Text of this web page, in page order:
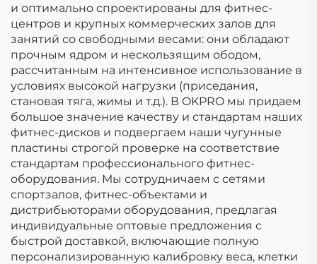
и оптимально спроектированы для фитнес-
центров и крупных коммерческих залов для
занятий со свободными весами: они обладают
прочным ядром и нескользящим ободом,
рассчитанным на интенсивное использование в
условиях высокой нагрузки (приседания,
становая тяга, жимы и т.д.). В OKPRO мы придаем
большое значение качеству и стандартам наших
фитнес-дисков и подвергаем наши чугунные
пластины строгой проверке на соответствие
стандартам профессионального фитнес-
оборудования. Мы сотрудничаем с сетями
спортзалов, фитнес-объектами и
дистрибьюторами оборудования, предлагая
индивидуальные оптовые предложения с
быстрой доставкой, включающие полную
персонализированную калибровку веса, клетки